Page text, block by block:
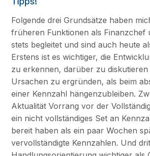
Folgende drei Grundsätze haben
früheren Funktionen als Finanzchef
stets begleitet und sind auch heute
Erstens ist es wichtiger, die
zu erkennen, darüber zu diskutieren
Ursachen zu ergründen, als beim
einer Kennzahl hängenzubleiben.
Aktualität Vorrang vor der
ein nicht vollständiges Set an
bereit haben als ein paar Wochen
vervollständigte Kennzahlen. Und